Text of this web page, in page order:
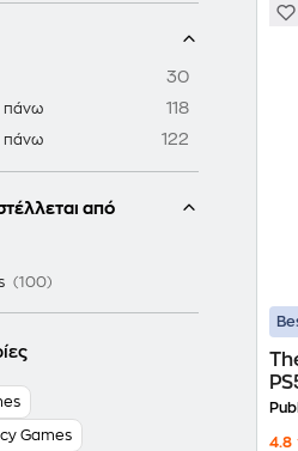
30
πάνω 118
πάνω 122
από
Games 4.8